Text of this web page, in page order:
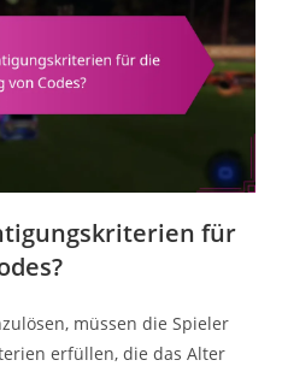
für
müssen die Spieler
erfüllen, die das Alter